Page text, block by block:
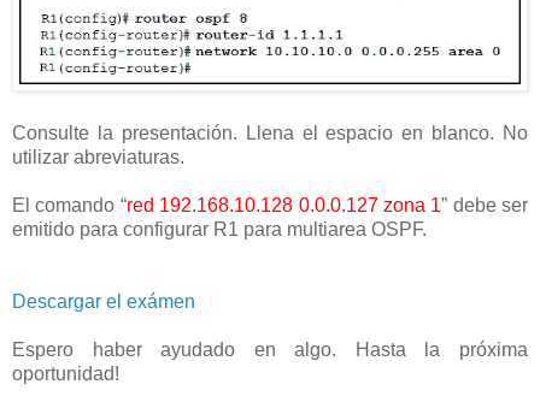
Consulte la presentación. Llena el espacio en blanco. No
utilizar abreviaturas.
El comando “red 192.168.10.128 0.0.0.127 zona 1” debe ser
emitido para configurar R1 para multiarea OSPF.
Descargar el exámen
Espero haber ayudado en algo. Hasta la próxima
oportunidad!